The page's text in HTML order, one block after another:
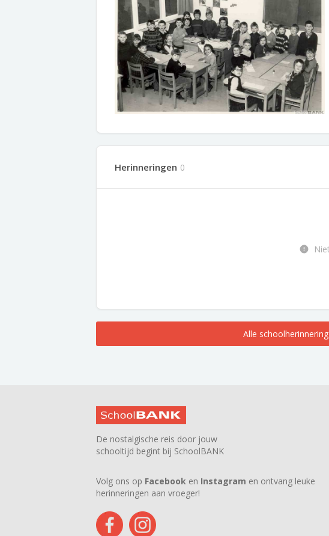
Herinneringen 0
Alle
De nostalgische reis door jouw
schooltijd begint bij SchoolBANK
Volg ons op Facebook en Instagram en ontvang leuke
herinneringen aan vroeger!